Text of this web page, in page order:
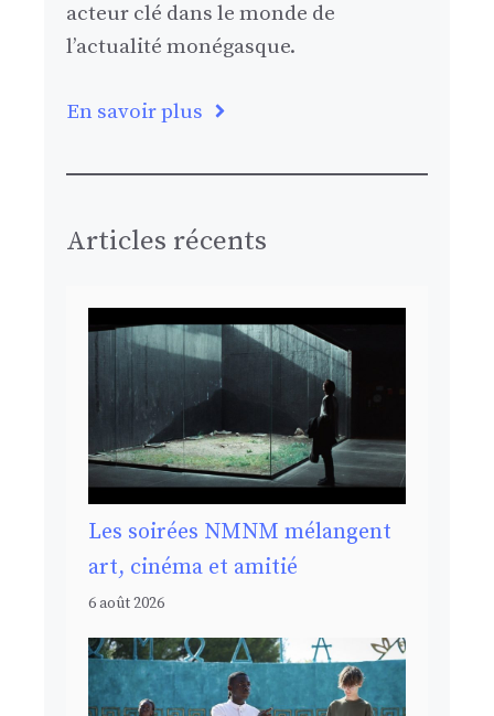
acteur clé dans le monde de
l’actualité monégasque.
En savoir plus
Articles récents
Les soirées NMNM mélangent
art, cinéma et amitié
6 août 2026